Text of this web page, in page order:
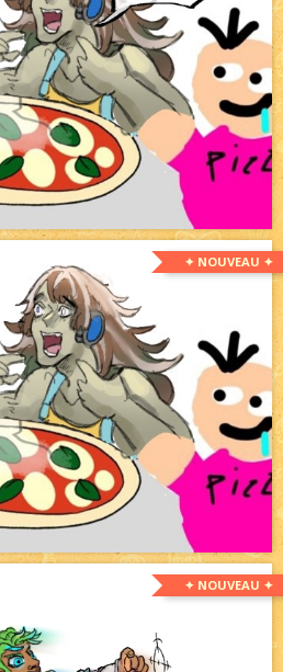
✦ NOUVEAU ✦
✦ NOUVEAU ✦